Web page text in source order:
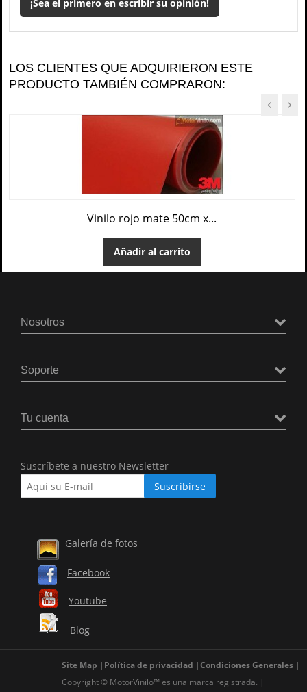
¡Sea el primero en escribir su opinión!
LOS CLIENTES QUE ADQUIRIERON ESTE
PRODUCTO TAMBIÉN COMPRARON:
Vinilo rojo mate 50cm x...
Añadir al carrito
Nosotros
Soporte
Tu cuenta
Suscríbete a nuestro Newsletter
Galería de fotos
Facebook
Youtube
Blog
Site Map Política de privacidad
Condiciones Generales
Copyright © MotorVinilo™ es una marca registrada.